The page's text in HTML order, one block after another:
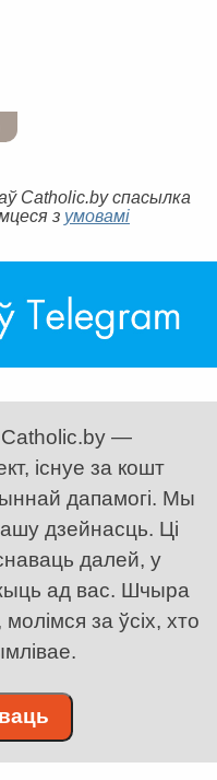
Catholic.by спасылка
з умовамі
Catholic.by —
існуе за кошт
дапамогі. Мы
дзейнасць. Ці
далей, у
ад вас. Шчыра
за ўсіх, хто